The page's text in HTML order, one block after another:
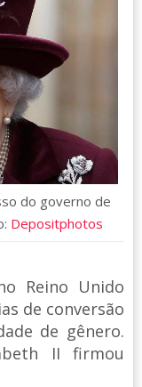
do governo de
Depositphotos
Reino Unido
de conversão
de gênero.
II firmou